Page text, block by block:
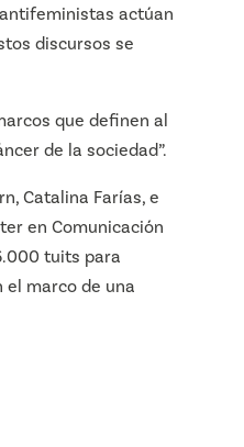
actúan
discursos se
que definen al
de la sociedad”.
Catalina Farías, e
en Comunicación
tuits para
marco de una